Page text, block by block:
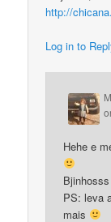
http://
Log in to
Hehe e
Bjinhosss
PS: leva
mais